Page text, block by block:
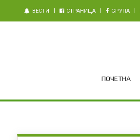
ВЕСТИ СТРАНИЦА GРУПА
ПОЧЕТНА